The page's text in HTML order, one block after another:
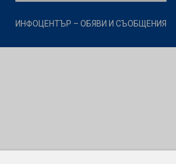
ИНФОЦЕНТЪР – ОБЯВИ И СЪОБЩЕНИЯ